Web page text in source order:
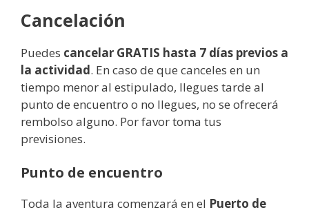
Cancelación
Puedes cancelar GRATIS hasta 7 días previos a
la actividad. En caso de que canceles en un
tiempo menor al estipulado, llegues tarde al
punto de encuentro o no llegues, no se ofrecerá
rembolso alguno. Por favor toma tus
previsiones.
Punto de encuentro
Toda la aventura comenzará en el Puerto de